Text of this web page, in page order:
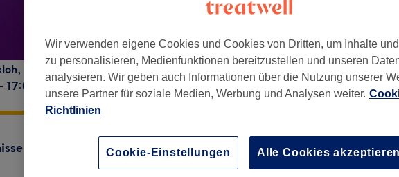
, Duisburg, 47169
Gesichtsbehandlung - Aquafacial
Wir verwenden eigene Cookies und Cookies von Dritten, um Inhalte
zu personalisieren, Medienfunktionen bereitzustellen und unseren
analysieren. Wir geben auch Informationen über die Nutzung unserer
unsere Partner für soziale Medien, Werbung und Analysen weiter.
Richtlinien
Cookie-Einstellungen Alle Cookies